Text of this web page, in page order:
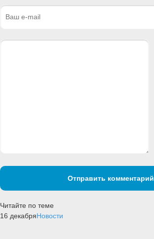
Отправить комментарий
Читайте по теме
16 декабряНовости